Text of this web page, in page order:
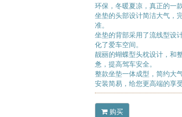
环保，冬暖夏凉，真正的一
坐垫的头部设计简洁大气，
准。
坐垫的背部采用了流线型设
化了爱车空间。
靓丽的蝴蝶型头枕设计，和
惫，提高驾车安全。
整款坐垫一体成型，简约大
安装简易，给您更高端的享
购买